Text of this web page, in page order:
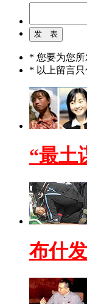
* 您要为您所
* 以上留言只
“最土
布什